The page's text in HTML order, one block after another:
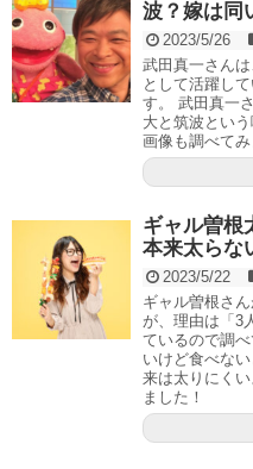
波？嫁は同
2023/5/26
武田真一さん
として活躍し
す。 武田真一
大と筑波とい
画像も調べてみ
ギャル曽根
本来太らな
2023/5/22
ギャル曽根さ
が、理由は「3
ているので調
いけど食べな
来は太りにく
ました！